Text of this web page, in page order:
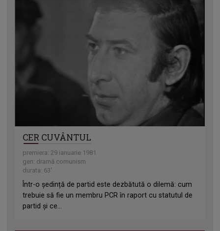
CER CUVÂNTUL
premiera: 29 ianuarie 1981
gen: dramă comunism
durata: 63'
Într-o ședință de partid este dezbătută o dilemă: cum
trebuie să fie un membru PCR în raport cu statutul de
partid și ce...